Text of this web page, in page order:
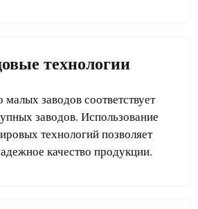
технологии
заводов соответствует
заводов. Использование
технологий позволяет
качество продукции.